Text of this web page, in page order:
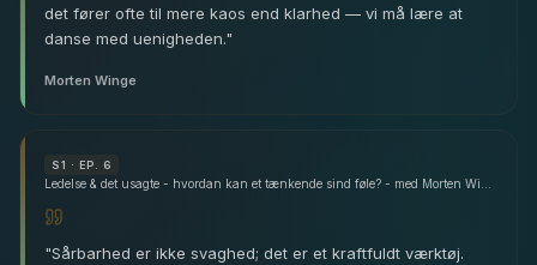
det fører ofte til mere kaos end klarhed — vi må lære at
danse med uenigheden."
Morten Winge
S1 · EP. 6
"Sårbarhed er ikke svaghed; det er et kraftfuldt værktøj.